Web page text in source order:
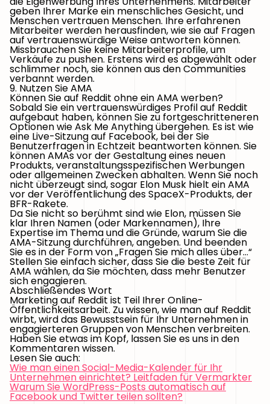
geben Ihrer Marke ein menschliches Gesicht, und
Menschen vertrauen Menschen. Ihre erfahrenen
Mitarbeiter werden herausfinden, wie sie auf Fragen
auf vertrauenswürdige Weise antworten können.
Missbrauchen Sie keine Mitarbeiterprofile, um
Verkäufe zu pushen. Erstens wird es abgewählt oder
schlimmer noch, sie können aus den Communities
verbannt werden.
9. Nutzen Sie AMA
Können Sie auf Reddit ohne ein AMA werben?
Sobald Sie ein vertrauenswürdiges Profil auf Reddit
aufgebaut haben, können Sie zu fortgeschritteneren
Optionen wie Ask Me Anything übergehen. Es ist wie
eine Live-Sitzung auf Facebook, bei der Sie
Benutzerfragen in Echtzeit beantworten können. Sie
können AMAs vor der Gestaltung eines neuen
Produkts, veranstaltungsspezifischen Werbungen
oder allgemeinen Zwecken abhalten. Wenn Sie noch
nicht überzeugt sind, sogar Elon Musk hielt ein AMA
vor der Veröffentlichung des SpaceX-Produkts, der
BFR-Rakete.
Da Sie nicht so berühmt sind wie Elon, müssen Sie
klar Ihren Namen (oder Markennamen), Ihre
Expertise im Thema und die Gründe, warum Sie die
AMA-Sitzung durchführen, angeben. Und beenden
Sie es in der Form von „Fragen Sie mich alles über…“
Stellen Sie einfach sicher, dass Sie die beste Zeit für
AMA wählen, da Sie möchten, dass mehr Benutzer
sich engagieren.
Abschließendes Wort
Marketing auf Reddit ist Teil Ihrer Online-
Öffentlichkeitsarbeit. Zu wissen, wie man auf Reddit
wirbt, wird das Bewusstsein für Ihr Unternehmen in
engagierteren Gruppen von Menschen verbreiten.
Haben Sie etwas im Kopf, lassen Sie es uns in den
Kommentaren wissen.
Lesen Sie auch:
Wie man einen Social-Media-Kalender für Ihr
Unternehmen einrichtet? Leitfaden für Vermarkter
Warum Sie WordPress-Posts automatisch auf
Facebook und Twitter teilen sollten?